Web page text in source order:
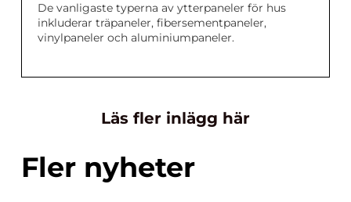
De vanligaste typerna av ytterpaneler för hus
inkluderar träpaneler, fibersementpaneler,
vinylpaneler och aluminiumpaneler.
Läs fler inlägg här
Fler nyheter